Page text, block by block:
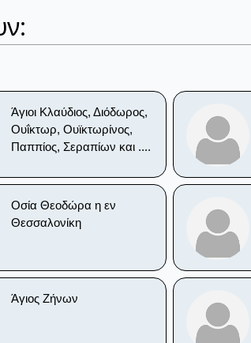
Άγιοι Κλαύδιος, Διόδωρος,
Ουΐκτωρ, Ουϊκτωρίνος,
Παππίος, Σεραπίων και ....
Οσία Θεοδώρα η εν
Θεσσαλονίκη
Άγιος Ζήνων